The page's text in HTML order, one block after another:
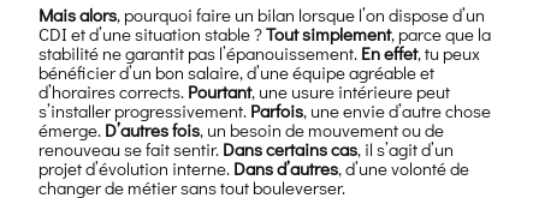
Mais alors, pourquoi faire un bilan lorsque l’on dispose d’un
CDI et d’une situation stable ?Tout simplement, parce que la
stabilité ne garantit pas l’épanouissement. En effet, tu peux
bénéficier d’un bon salaire, d’une équipe agréable et
d’horaires corrects. Pourtant, une usure intérieure peut
s’installer progressivement. Parfois, une envie d’autre chose
émerge. D’autres fois, un besoin de mouvement ou de
renouveau se fait sentir. Dans certains cas, il s’agit d’un
projet d’évolution interne. Dans d’autres, d’une volonté de
changer de métier sans tout bouleverser.